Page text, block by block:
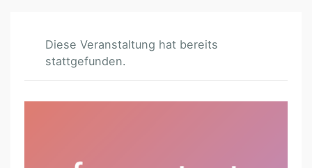
Diese Veranstaltung hat bereits
stattgefunden.